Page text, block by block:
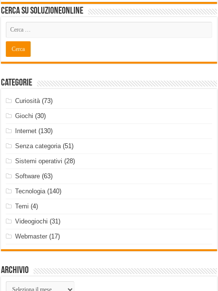
Cerca su SoluzioneOnline
Categorie
Curiosità(73)
Giochi (30)
Internet (130)
Senza categoria(51)
Sistemi operativi (28)
Software (63)
Tecnologia(140)
Temi (4)
Videogiochi (31)
Webmaster (17)
Archivio
Archivio